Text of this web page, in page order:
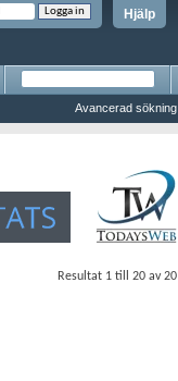
Hjälp
Avancerad sökning
Resultat 1 till 20 av 20